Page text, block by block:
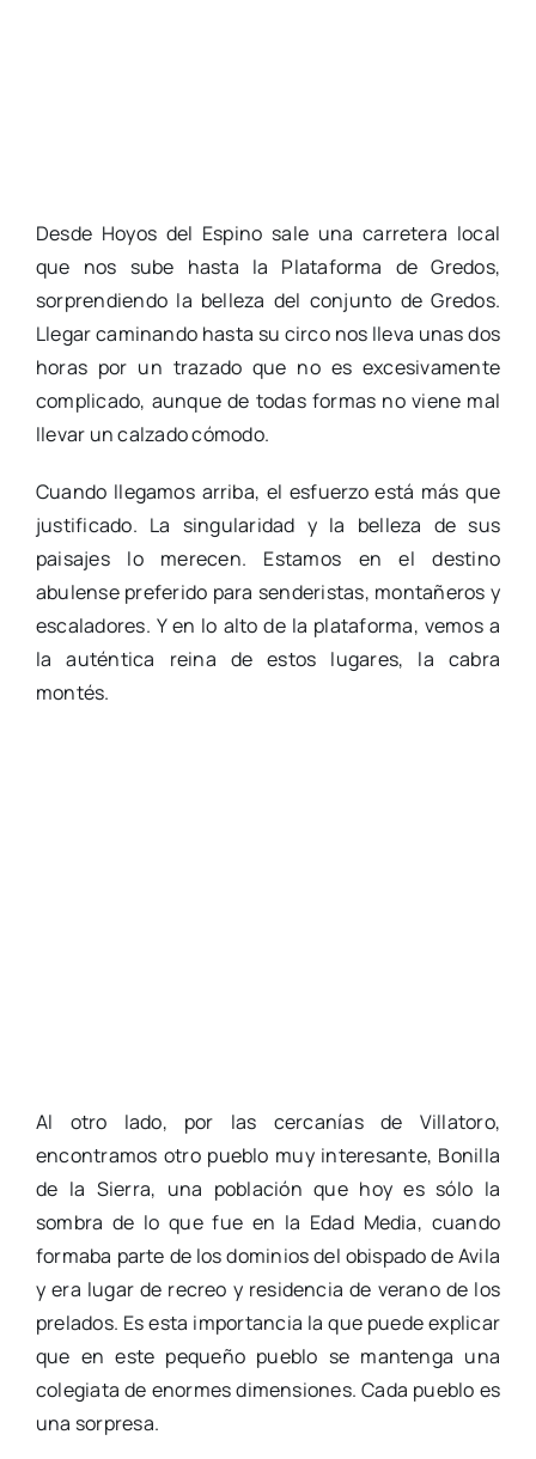
Desde Hoyos del Espino sale una carretera local
que nos sube hasta la Plataforma de Gredos,
sorprendiendo la belleza del conjunto de Gredos.
Llegar caminando hasta su circo nos lleva unas dos
horas por un trazado que no es excesivamente
complicado, aunque de todas formas no viene mal
llevar un calzado cómodo.
Cuando llegamos arriba, el esfuerzo está más que
justificado. La singularidad y la belleza de sus
paisajes lo merecen. Estamos en el destino
abulense preferido para senderistas, montañeros y
escaladores. Y en lo alto de la plataforma, vemos a
la auténtica reina de estos lugares, la cabra
montés.
Al otro lado, por las cercanías de Villatoro,
encontramos otro pueblo muy interesante, Bonilla
de la Sierra, una población que hoy es sólo la
sombra de lo que fue en la Edad Media, cuando
formaba parte de los dominios del obispado de Avila
y era lugar de recreo y residencia de verano de los
prelados. Es esta importancia la que puede explicar
que en este pequeño pueblo se mantenga una
colegiata de enormes dimensiones. Cada pueblo es
una sorpresa.